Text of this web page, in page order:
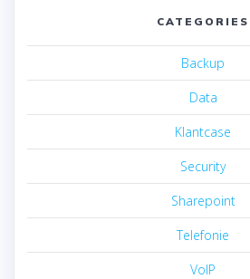
CATEGORIES
Backup
Data
Klantcase
Security
Sharepoint
Telefonie
VoIP